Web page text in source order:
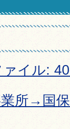
イル:
所→国